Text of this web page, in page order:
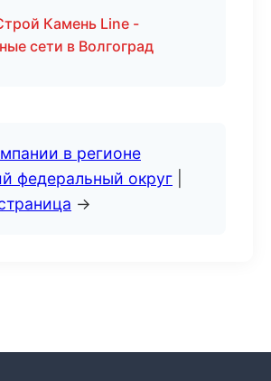
Камень Line -
сети в Волгоград
в регионе
федеральный округ
→